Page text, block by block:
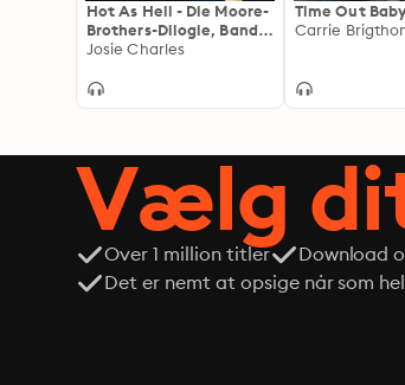
Hot As Hell - Die Moore-
Brothers-Dilogie, Band 1
(Ungekürzt): Die Moore-
Josie Charles
Time Out
Carrie
Vælg
Over 1 million titler Download
Det er nemt at opsige når som